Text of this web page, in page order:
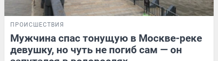
ПРОИСШЕСТВИЯ
Мужчина спас тонущую в Москве-реке
девушку, но чуть не погиб сам — он